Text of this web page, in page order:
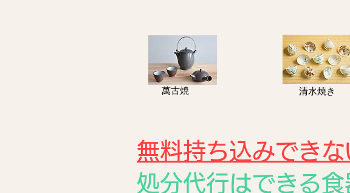
​萬古焼 ​清水焼き
無料持ち込みできな
処分代行はできる食